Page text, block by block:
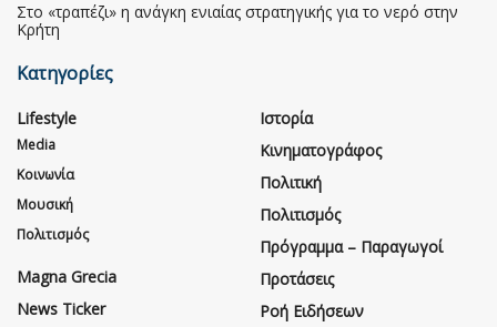
Στο «τραπέζι» η ανάγκη ενιαίας στρατηγικής για το νερό στην
Κρήτη
Κατηγορίες
Lifestyle
Media
Κοινωνία
Μουσική
Πολιτισμός
Magna Grecia
News Ticker
Ιστορία
Κινηματογράφος
Πολιτική
Πολιτισμός
Πρόγραμμα – Παραγωγοί
Προτάσεις
Ροή Ειδήσεων